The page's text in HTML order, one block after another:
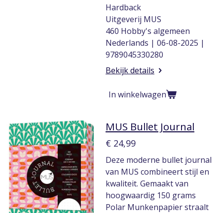
Hardback
Uitgeverij MUS
460 Hobby's algemeen
Nederlands | 06-08-2025 |
9789045330280
Bekijk details
In winkelwagen
MUS Bullet Journal
€ 24,99
Deze moderne bullet journal
van MUS combineert stijl en
kwaliteit. Gemaakt van
hoogwaardig 150 grams
Polar Munkenpapier straalt